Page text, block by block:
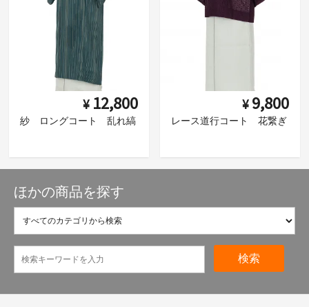
¥ 12,800
紗 ロングコート 乱れ縞
¥ 9,800
レース道行コート 花繋ぎ
ほかの商品を探す
検索